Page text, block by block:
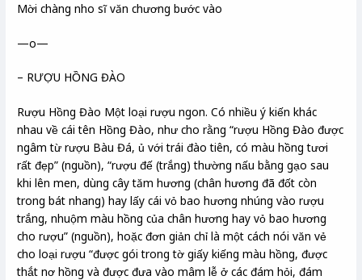
Mời chàng nho sĩ văn chương bước vào
—o—
– RƯỢU HỒNG ĐÀO
Rượu Hồng Đào Một loại rượu ngon. Có nhiều ý kiến khác
nhau về cái tên Hồng Đào, như cho rằng “rượu Hồng Đào được
ngâm từ rượu Bàu Đá, ủ với trái đào tiên, có màu hồng tươi
rất đẹp” (nguồn), “rượu đế (trắng) thường nấu bằng gạo sau
khi lên men, dùng cây tăm hương (chân hương đã đốt còn
trong bát nhang) hay lấy cái vỏ bao hương nhúng vào rượu
trắng, nhuộm màu hồng của chân hương hay vỏ bao hương
cho rượu” (nguồn), hoặc đơn giản chỉ là một cách nói văn vẻ
cho loại rượu “được gói trong tờ giấy kiếng màu hồng, được
thắt nơ hồng và được đưa vào mâm lễ ở các đám hỏi, đám